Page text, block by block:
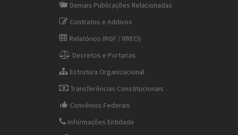
Demais Publicações Relacionadas
Contratos e Aditivos
Relatórios (RGF / RREO)
Decretos e Portarias
Estrutura Organizacional
Transferências Constitucionais
Convênios Federais
Informações Entidade